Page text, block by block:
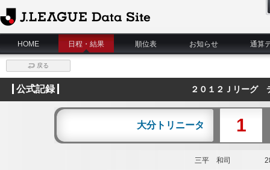
J.League Data Site
HOME
日程・結果 順位表 お知らせ 通算
戻る
公式記録 ２０１２Ｊリーグ
大分トリニータ 1
三平 和司